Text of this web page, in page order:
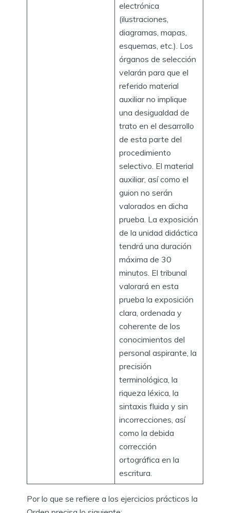
electrónica
(ilustraciones,
diagramas, mapas,
esquemas, etc.). Los
órganos de selección
velarán para que el
referido material
auxiliar no implique
una desigualdad de
trato en el desarrollo
de esta parte del
procedimiento
selectivo. El material
auxiliar, así como el
guion no serán
valorados en dicha
prueba. La exposición
de la unidad didáctica
tendrá una duración
máxima de 30
minutos. El tribunal
valorará en esta
prueba la exposición
clara, ordenada y
coherente de los
conocimientos del
personal aspirante, la
precisión
terminológica, la
riqueza léxica, la
sintaxis fluida y sin
incorrecciones, así
como la debida
corrección
ortográfica en la
escritura.
Por lo que se refiere a los ejercicios prácticos la